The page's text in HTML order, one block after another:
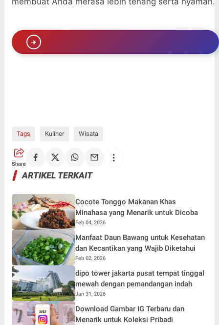
Tags Kuliner Wisata
Share
ARTIKEL TERKAIT
Cocote Tonggo Makanan Khas
Minahasa yang Menarik untuk Dicoba
Feb 04, 2026
Manfaat Daun Bawang untuk Kesehatan
dan Kecantikan yang Wajib Diketahui
Feb 02, 2026
dipo tower jakarta pusat tempat tinggal
mewah dengan pemandangan indah
Jan 31, 2026
Download Gambar IG Terbaru dan
Menarik untuk Koleksi Pribadi